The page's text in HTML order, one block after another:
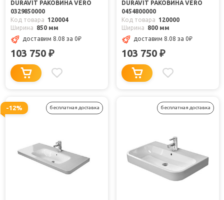
DURAVIT РАКОВИНА VERO
0329850000
Код товара
120004
Ширина
850 мм
доставим 8.08 за 0₽
103 750 ₽
DURAVIT РАКОВИНА VERO
0454800000
Код товара
120000
Ширина
800 мм
доставим 8.08 за 0₽
103 750 ₽
-12% бесплатная доставка бесплатная доставка